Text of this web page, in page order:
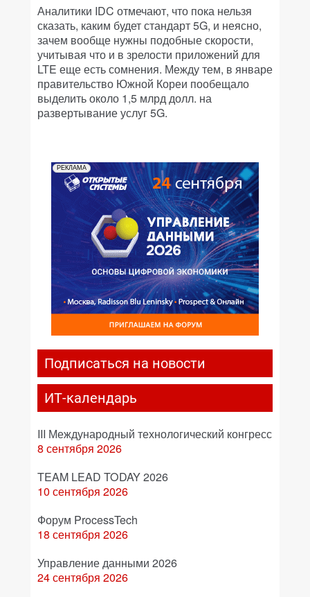
Аналитики IDC отмечают, что пока нельзя
сказать, каким будет стандарт 5G, и неясно,
зачем вообще нужны подобные скорости,
учитывая что и в зрелости приложений для
LTE еще есть сомнения. Между тем, в январе
правительство Южной Кореи пообещало
выделить около 1,5 млрд долл. на
развертывание услуг 5G.
РЕКЛАМА
Подписаться на новости
ИТ-календарь
III Международный технологический конгресс
8 сентября 2026
TEAM LEAD TODAY 2026
10 сентября 2026
Форум ProcessTech
18 сентября 2026
Управление данными 2026
24 сентября 2026